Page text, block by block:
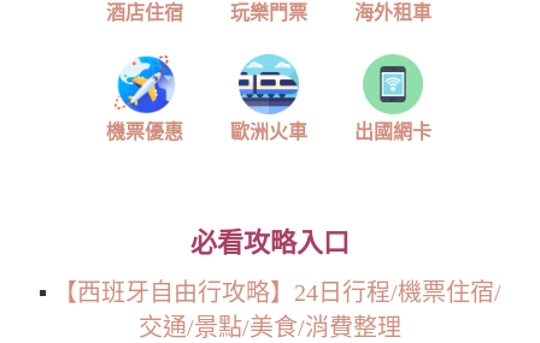
酒店住宿
機票優惠
玩樂門票
歐洲火車
海外租車
出國網卡
必看攻略入口
▪️
【西班牙自由行攻略】24日行程/機票住宿/
交通/景點/美食/消費整理